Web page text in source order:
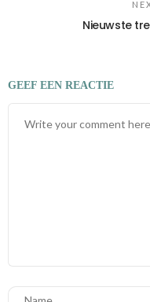
Nieuwste
GEEF EEN REACTIE